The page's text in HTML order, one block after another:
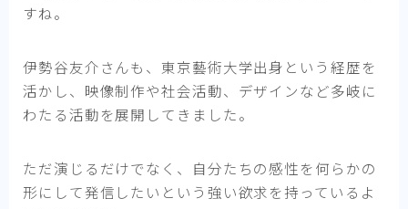
すね。
伊勢谷友介さんも、東京藝術大学出身という経歴を
活かし、映像制作や社会活動、デザインなど多岐に
わたる活動を展開してきました。
ただ演じるだけでなく、自分たちの感性を何らかの
形にして発信したいという強い欲求を持っているよ